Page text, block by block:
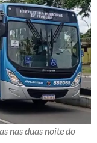
nas duas noite do